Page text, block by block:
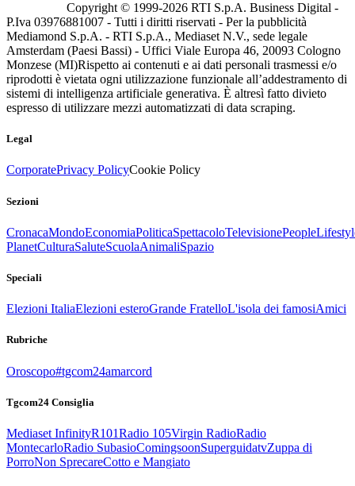
Copyright © 1999-2026 RTI S.p.A. Business Digital -
P.Iva 03976881007 - Tutti i diritti riservati - Per la pubblicità
Mediamond S.p.A. - RTI S.p.A., Mediaset N.V., sede legale
Amsterdam (Paesi Bassi) - Uffici Viale Europa 46, 20093 Cologno
Monzese (MI)Rispetto ai contenuti e ai dati personali trasmessi e/o
riprodotti è vietata ogni utilizzazione funzionale all’addestramento di
sistemi di intelligenza artificiale generativa. È altresì fatto divieto
espresso di utilizzare mezzi automatizzati di data scraping.
Legal
CorporatePrivacy PolicyCookie Policy
Sezioni
CronacaMondoEconomiaPoliticaSpettacoloTelevisionePeople
PlanetCulturaSaluteScuolaAnimaliSpazio
Speciali
Elezioni ItaliaElezioni esteroGrande FratelloL'isola dei famosiAmici
Rubriche
Oroscopo#tgcom24amarcord
Tgcom24 Consiglia
Mediaset InfinityR101Radio 105Virgin RadioRadio
MontecarloRadio SubasioComingsoonSuperguidatvZuppa di
PorroNon SprecareCotto e Mangiato